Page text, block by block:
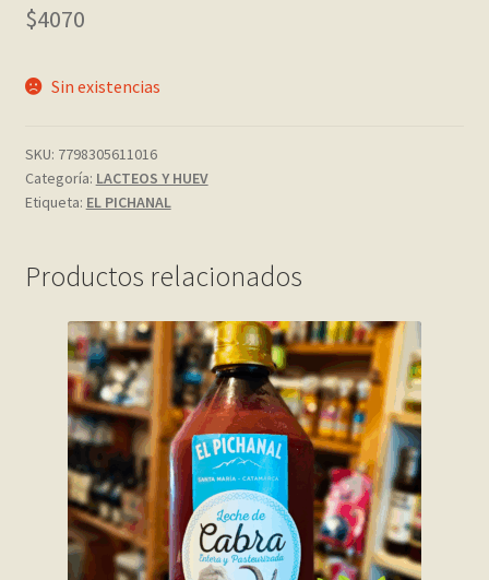
Mi cuenta
Privacy Policy
Tienda
Wishlist
Wishlist
$4070
Sin existencias
SKU: 7798305611016
Categoría: LACTEOS Y HUEV
Etiqueta: EL PICHANAL
Productos relacionados